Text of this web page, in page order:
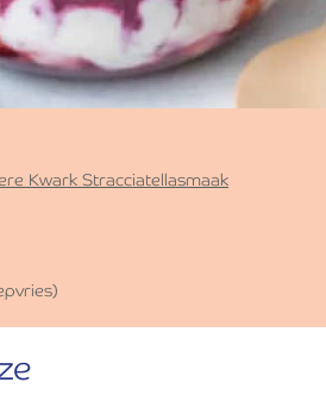
Kwark Stracciatellasmaak